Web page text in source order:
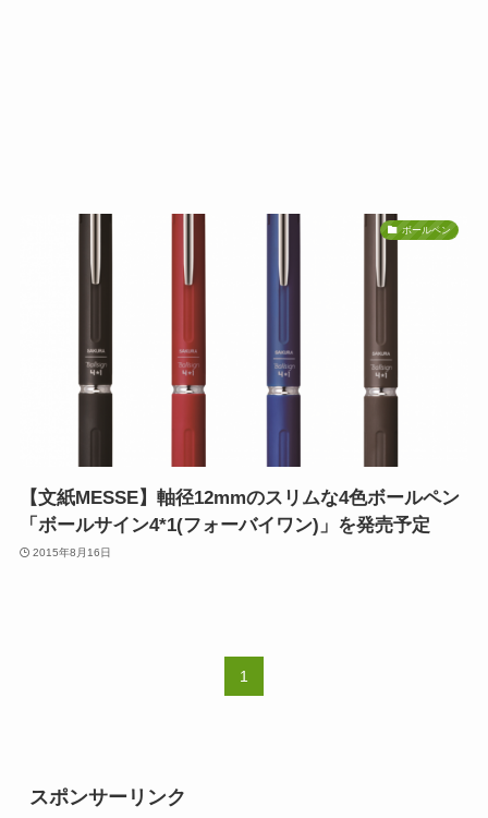
ボールペン
【文紙MESSE】軸径12mmのスリムな4色ボールペン
「ボールサイン4*1(フォーバイワン)」を発売予定
2015年8月16日
1
スポンサーリンク